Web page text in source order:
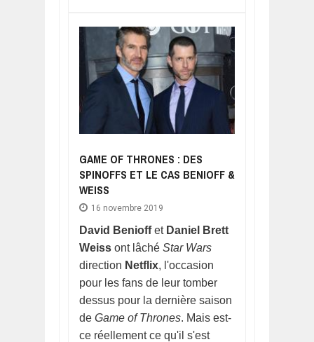
GAME OF THRONES : DES
SPINOFFS ET LE CAS BENIOFF &
WEISS
16 novembre 2019
David Benioffet Daniel Brett
Weiss ont lâché Star Wars
direction Netflix, l'occasion
pour les fans de leur tomber
dessus pour la dernière saison
de Game of Thrones. Mais est-
ce réellement ce qu'il s'est